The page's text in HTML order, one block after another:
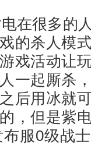
在很多的
的杀人模
戏活动让
一起厮杀
后用冰就
，但是紫
服0级战